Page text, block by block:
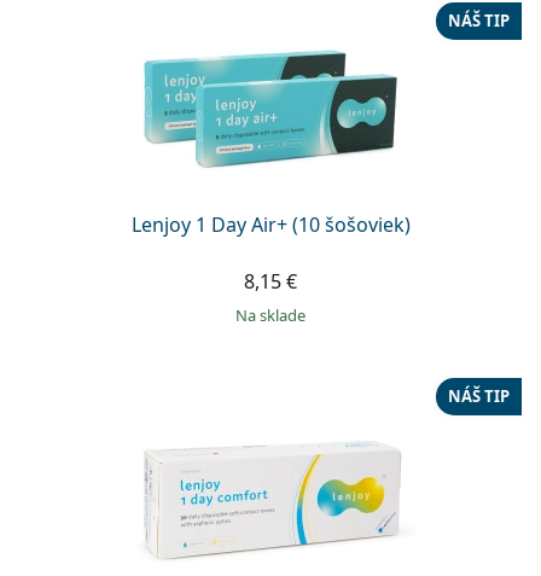
Lenjoy 1 Day Air+ (10 šošoviek)
NÁŠ TIP
8,15 €
na sklade
NÁŠ TIP